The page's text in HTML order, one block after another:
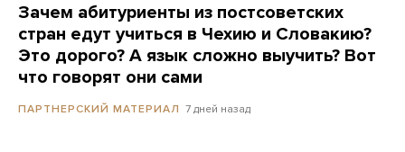
Зачем абитуриенты из постсоветских
стран едут учиться в Чехию и Словакию?
Это дорого? А язык сложно выучить? Вот
что говорят они сами
ПАРТНЕРСКИЙ МАТЕРИАЛ 7 дней назад